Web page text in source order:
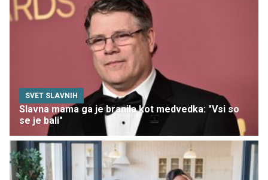
SVET SLAVNIH
Slavna mama ga je branila kot medvedka: "Vsi so
se je bali"